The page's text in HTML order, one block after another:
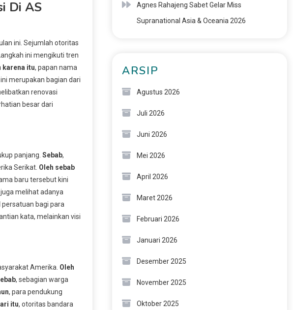
Di AS
ini. Sejumlah otoritas
Langkah ini mengikuti tren
karena itu, papan nama
merupakan bagian dari
renovasi
besar dari
panjang. Sebab,
Serikat. Oleh sebab
baru tersebut kini
melihat adanya
bagi para
kata, melainkan visi
Amerika. Oleh
, sebagian warga
, para pendukung
itu, otoritas bandara
Agnes Rahajeng Sabet Gelar Miss
Supranational Asia & Oceania 2026
ARSIP
Agustus 2026
Juli 2026
Juni 2026
Mei 2026
April 2026
Maret 2026
Februari 2026
Januari 2026
Desember 2025
November 2025
Oktober 2025